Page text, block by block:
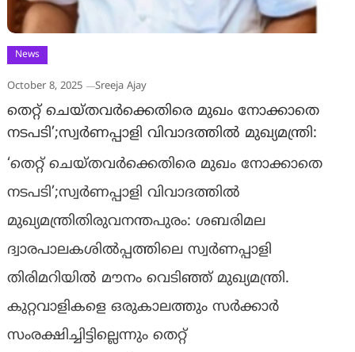
News
October 8, 2025 Sreeja Ajay
തെറ്റ് ചെയ്തവര്‍ക്കെതിരെ മുഖം നോക്കാതെ
നടപടി’;സ്വര്‍ണപ്പാളി വിവാദത്തില്‍ മുഖ്യമന്ത്രി:
‘തെറ്റ് ചെയ്തവര്‍ക്കെതിരെ മുഖം നോക്കാതെ
നടപടി’;സ്വര്‍ണപ്പാളി വിവാദത്തില്‍
മുഖ്യമന്ത്രിതിരുവനന്തപുരം: ശബരിമല
ദ്വാരപാലകശില്‍പ്പത്തിലെ സ്വര്‍ണപ്പാളി
തിരിമറിയില്‍ മൗനം വെടിഞ്ഞ് മുഖ്യമന്ത്രി.
കുറ്റവാളികളെ ഒരുകാലത്തും സര്‍ക്കാര്‍
സംരക്ഷിച്ചിട്ടില്ലെന്നും തെറ്റ്